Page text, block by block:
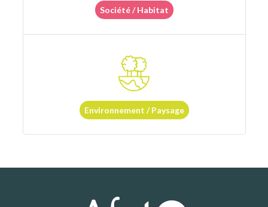
Société / Habitat
Environnement / Paysage